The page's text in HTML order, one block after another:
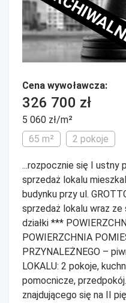
Cena wywoławcza:
326 700 zł
5 060 zł/m²
65 m²
2 pokoje
...rozpocznie się I ustny
sprzedaż lokalu
budynku przy ul.
sprzedaż lokalu wraz ze
działki ***
POWIERZCHNIA
PRZYNALEŻNEGO –
LOKALU: 2 pokoje,
pomocnicze,
znajdującego się na II